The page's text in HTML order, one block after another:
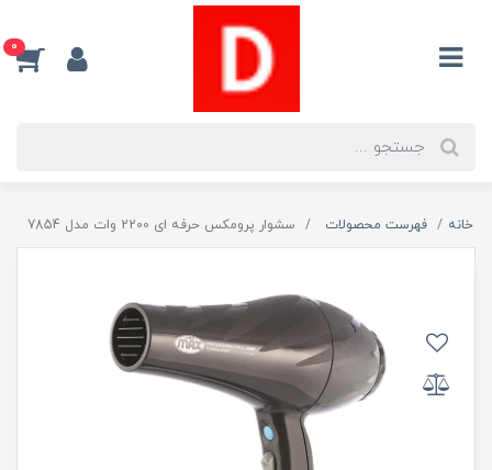
0
خانه فهرست محصولات سشوار پرومکس حرفه ای 2200 وات مدل 7854